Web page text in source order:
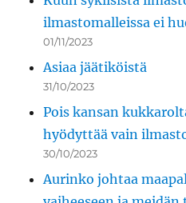
ilmastomalleissa ei
01/11/2023
Asiaa jäätiköistä
31/10/2023
Pois kansan
hyödyttää vain
30/10/2023
Aurinko johtaa